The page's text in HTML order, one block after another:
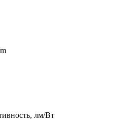
лм/Вт